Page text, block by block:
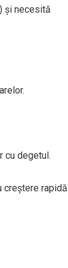
și necesită
cu degetul.
creștere rapidă